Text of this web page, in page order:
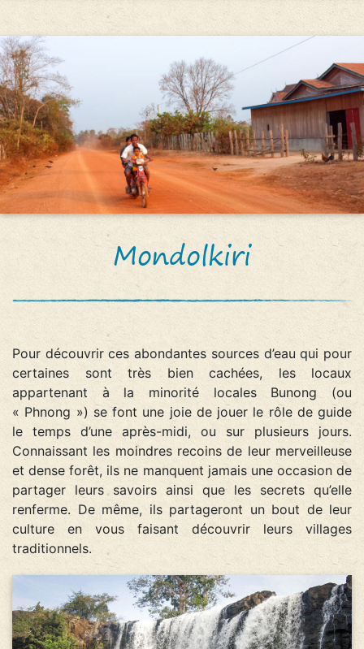
Mondolkiri
Pour découvrir ces abondantes sources d’eau qui pour
certaines sont très bien cachées, les locaux
appartenant à la minorité locales Bunong (ou
« Phnong ») se font une joie de jouer le rôle de guide
le temps d’une après-midi, ou sur plusieurs jours.
Connaissant les moindres recoins de leur merveilleuse
et dense forêt, ils ne manquent jamais une occasion de
partager leurs savoirs ainsi que les secrets qu’elle
renferme. De même, ils partageront un bout de leur
culture en vous faisant découvrir leurs villages
traditionnels.